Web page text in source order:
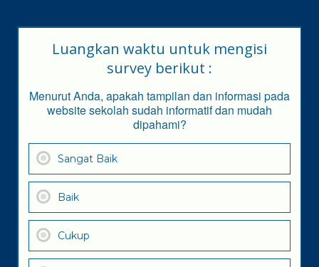
Luangkan waktu untuk mengisi
survey berikut :
Menurut Anda, apakah tampilan dan informasi pada
website sekolah sudah informatif dan mudah
dipahami?
Sangat Baik
Baik
Cukup